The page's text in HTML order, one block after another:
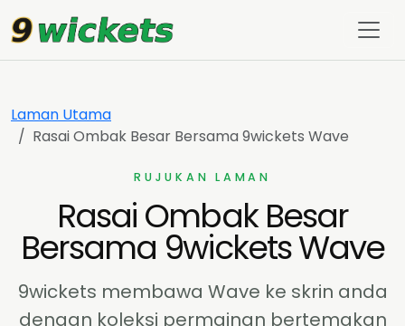
9wickets
Laman Utama
Rasai Ombak Besar Bersama 9wickets Wave
RUJUKAN LAMAN
Rasai Ombak Besar
Bersama 9wickets Wave
9wickets membawa Wave ke skrin anda
dengan koleksi permainan bertemakan